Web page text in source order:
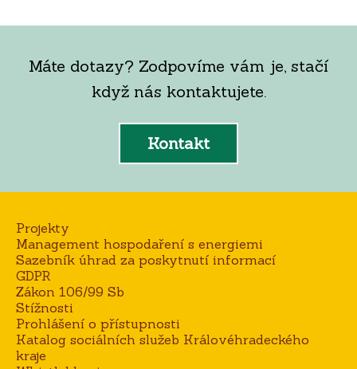
Máte dotazy? Zodpovíme vám je, stačí
když nás kontaktujete.
Kontakt
Projekty
Management hospodaření s energiemi
Sazebník úhrad za poskytnutí informací
GDPR
Zákon 106/99 Sb
Stížnosti
Prohlášení o přístupnosti
Katalog sociálních služeb Královéhradeckého
kraje